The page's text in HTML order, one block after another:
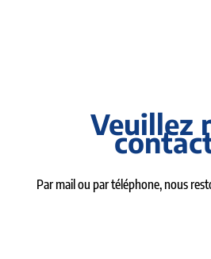
Veuillez
Par mail ou par téléphone, nous